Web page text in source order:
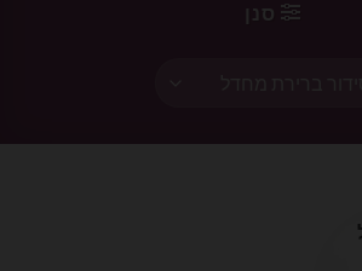
סנן